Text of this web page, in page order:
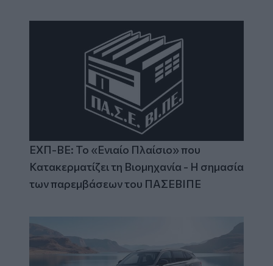
ΕΧΠ-ΒΕ: Το «Ενιαίο Πλαίσιο» που
Κατακερματίζει τη Βιομηχανία - Η σημασία
των παρεμβάσεων του ΠΑΣΕΒΙΠΕ